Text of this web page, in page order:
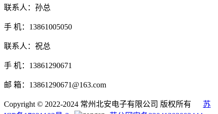
联系人：孙总
手 机：13861005050
联系人：祝总
手 机：13861290671
邮 箱：13861290671@163.com
Copyright © 2022-2024 常州北安电子有限公司 版权所有 苏